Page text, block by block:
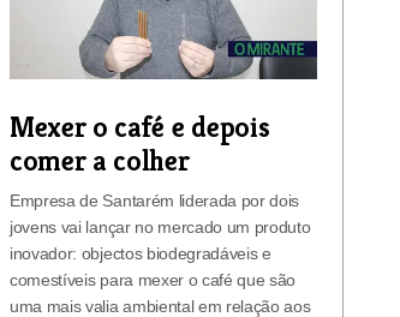
Mexer o café e depois
comer a colher
Empresa de Santarém liderada por dois
jovens vai lançar no mercado um produto
inovador: objectos biodegradáveis e
comestíveis para mexer o café que são
uma mais valia ambiental em relação aos